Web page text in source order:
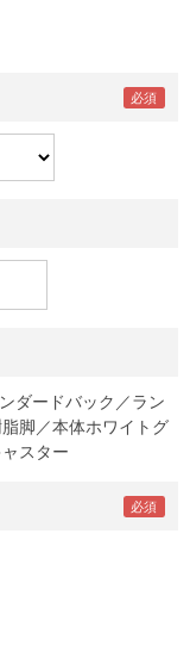
ダードバック／ラン
脚／本体ホワイトグ
スター